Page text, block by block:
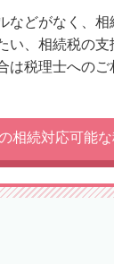
などがなく、相
い、相続税の
は税理士への
相続対応可能